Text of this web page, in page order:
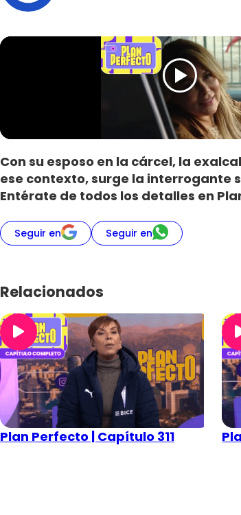
Con su esposo en la cárcel, la
ese contexto, surge la interrogante
Entérate de todos los detalles en
Seguir en Seguir en
Relacionados
Plan Perfecto | Capítulo 311